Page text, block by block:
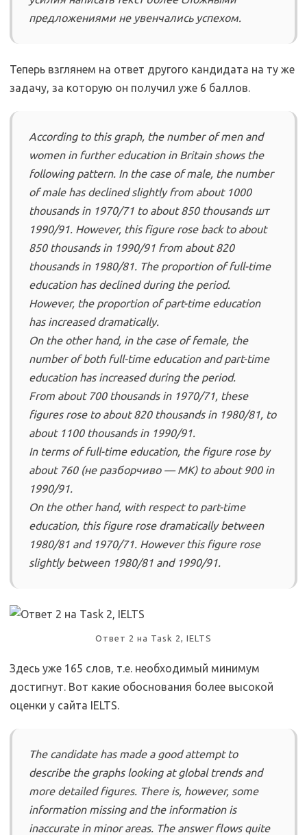
предложениями не увенчались успехом.
Теперь взглянем на ответ другого кандидата на ту же
задачу, за которую он получил уже 6 баллов.
According to this graph, the number of men and
women in further education in Britain shows the
following pattern. In the case of male, the numbеr
of male has declined slightly from about 1000
thousands in 1970/71 to about 850 thousands шт
1990/91. However, this figure rose back to about
850 thousands in 1990/91 from about 820
thousands in 1980/81. The proportion of full-time
education has declined during the period.
However, the proportion of part-time education
has increased dramatically.
On the other hand, in the case of female, the
number of both full-time education and part-time
education has increased during the period.
From about 700 thousands in 1970/71, these
figures rose to about 820 thousands in 1980/81, to
about 1100 thousands in 1990/91.
In terms of full-time education, the figure rose by
about 760 (не разборчиво — МК) to about 900 in
1990/91.
On the other hand, with respect to part-time
education, this figure rose dramatically between
1980/81 and 1970/71. However this figure rose
slightly between 1980/81 and 1990/91.
Ответ 2 на Task 2, IELTS
Здесь уже 165 слов, т.е. необходимый минимум
достигнут. Вот какие обоснования более высокой
оценки у сайта IELTS.
The candidate has made a good attempt to
describe the graphs looking at global trends and
more detailed figures. There is, however, some
information missing and the information is
inaccurate in minor areas. The answer flows quite